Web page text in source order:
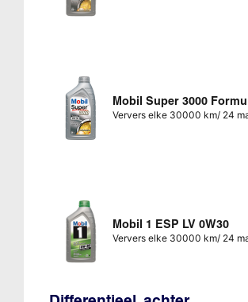
Mobil Super 3000
Ververs elke 30000 km/ 24
Mobil 1 ESP LV 0W30
Ververs elke 30000 km/ 24